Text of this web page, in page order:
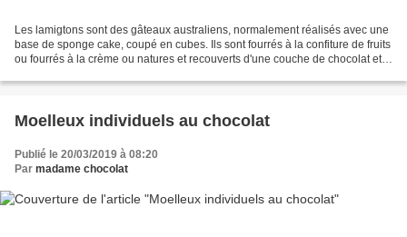
Les lamigtons sont des gâteaux australiens, normalement réalisés avec une
base de sponge cake, coupé en cubes. Ils sont fourrés à la confiture de fruits
ou fourrés à la crème ou natures et recouverts d'une couche de chocolat et
Moelleux individuels au chocolat
Publié le 20/03/2019 à 08:20
Par madame chocolat